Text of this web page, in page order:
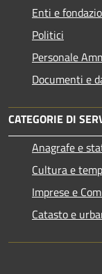
Enti e
Politici
Personale
Documenti e
CATEGORIE DI
Anagrafe e
Cultura e
Imprese e
Catasto e